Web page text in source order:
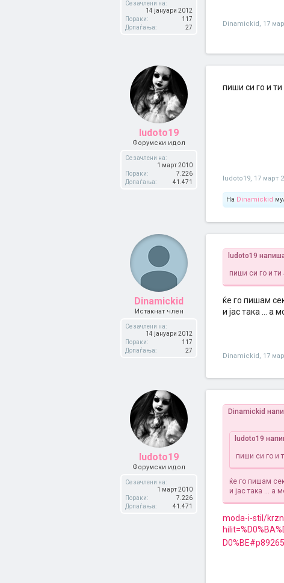
Се зачлени на:
14 јануари 2012
Пораки:
117
Допаѓања:
27 Dinamickid, 17
ludoto19
Форумски идол
Се зачлени на:
1 март 2010
Пораки:
7.226
Допаѓања:
41.471
пиши си го и ти
ludoto19, 17 март
На Dinamickid
Dinamickid
Истакнат член
Се зачлени на:
14 јануари 2012
Пораки:
117
Допаѓања:
27
ludoto19
пиши си го и ти
ќе го пишам
и јас така ... а
Dinamickid, 17
ludoto19
Форумски идол
Се зачлени на:
1 март 2010
Пораки:
7.226
Допаѓања:
41.471
Dinamickid
ludoto19
пиши си го и
ќе го пишам
и јас така ... а
moda-i-stil/